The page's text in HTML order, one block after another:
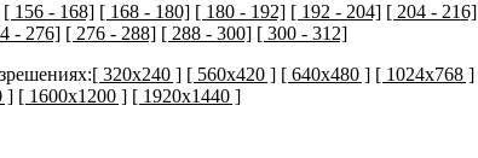
[ 156 - 168] [ 168 - 180] [ 180 - 192] [ 192 - 204] [ 204 - 216]
- 276] [ 276 - 288] [ 288 - 300] [ 300 - 312]
[ 320x240 ] [ 560x420 ] [ 640x480 ] [ 1024x768 ]
] [ 1600x1200 ] [ 1920x1440 ]